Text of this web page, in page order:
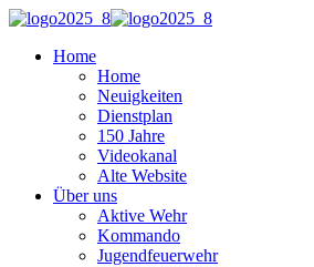
Home
Home
Neuigkeiten
Dienstplan
150 Jahre
Videokanal
Alte Website
Über uns
Aktive Wehr
Kommando
Jugendfeuerwehr